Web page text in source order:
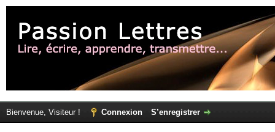
Bienvenue, Visiteur ! Connexion S’enregistrer